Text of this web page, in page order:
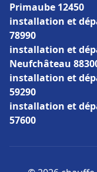
Primaube 12450
installation et
78990
installation et
Neufchâteau
installation et
59290
installation et
57600